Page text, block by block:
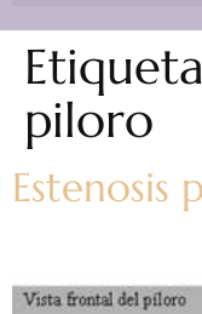
piloro
Estenosis